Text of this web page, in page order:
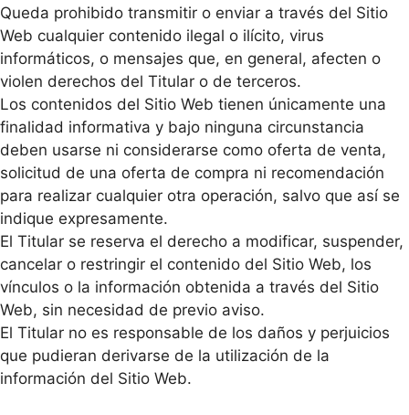
Queda prohibido transmitir o enviar a través del Sitio
Web cualquier contenido ilegal o ilícito, virus
informáticos, o mensajes que, en general, afecten o
violen derechos del Titular o de terceros.
Los contenidos del Sitio Web tienen únicamente una
finalidad informativa y bajo ninguna circunstancia
deben usarse ni considerarse como oferta de venta,
solicitud de una oferta de compra ni recomendación
para realizar cualquier otra operación, salvo que así se
indique expresamente.
El Titular se reserva el derecho a modificar, suspender,
cancelar o restringir el contenido del Sitio Web, los
vínculos o la información obtenida a través del Sitio
Web, sin necesidad de previo aviso.
El Titular no es responsable de los daños y perjuicios
que pudieran derivarse de la utilización de la
información del Sitio Web.